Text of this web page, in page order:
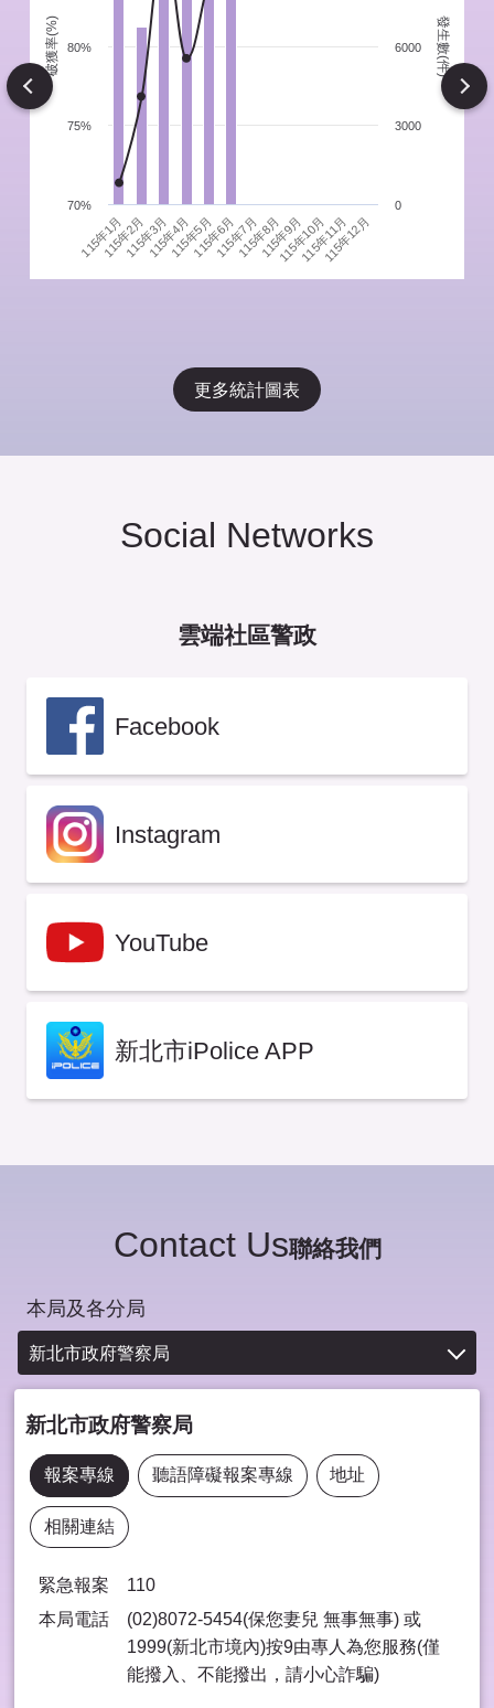
破獲率(%) 發生數(件)
115年1月115年2月115年3月115年4月115年5月115年6月115年7月115年8月115年9月
115年10月
115年11月
115年12月
70%
75%
80%
0
3000
6000
更多統計圖表
Social Networks
雲端社區警政
Facebook
Instagram
YouTube
新北市iPolice APP
Contact Us聯絡我們
本局及各分局
新北市政府警察局
新北市政府警察局
報案專線 聽語障礙報案專線 地址
相關連結
緊急報案
110
本局電話
(02)8072-5454(保您妻兒 無事無事) 或
1999(新北市境內)按9由專⼈為您服務(僅
能撥入、不能撥出，請⼩⼼詐騙)